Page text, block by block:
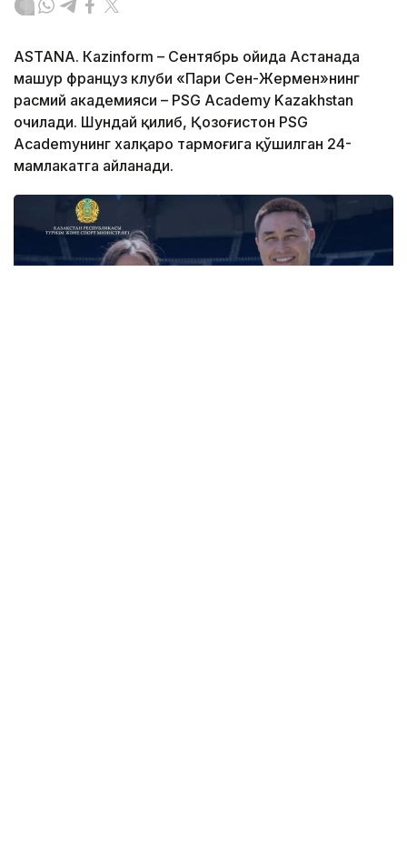
ASTANА. Кazinform – Сентябрь ойида Астанада
машҳур француз клуби «Пари Сен-Жермен»нинг
расмий академияси – PSG Academy Kazakhstan
очилади. Шундай қилиб, Қозоғистон PSG
Academyнинг халқаро тармоғига қўшилган 24-
мамлакатга айланади.